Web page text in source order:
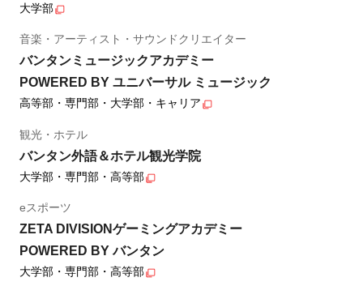
大学部
音楽・アーティスト・サウンドクリエイター
バンタンミュージックアカデミー
POWERED BY ユニバーサル ミュージック
高等部・専門部・大学部・キャリア
観光・ホテル
バンタン外語＆ホテル観光学院
大学部・専門部・高等部
eスポーツ
ZETA DIVISIONゲーミングアカデミー
POWERED BY バンタン
大学部・専門部・高等部